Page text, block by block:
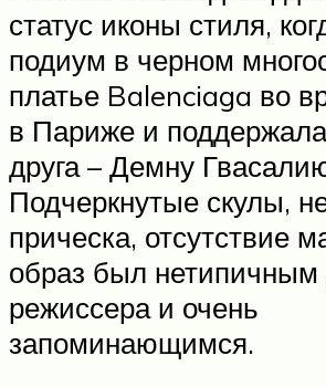
статус иконы стиля,
подиум в черном
платье Balenciaga во
в Париже и поддержала
друга – Демну
Подчеркнутые скулы,
прическа, отсутствие
образ был нетипичным
режиссера и очень
запоминающимся.